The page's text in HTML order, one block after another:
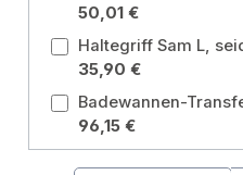
50,01 €
35,90 €
96,15 €